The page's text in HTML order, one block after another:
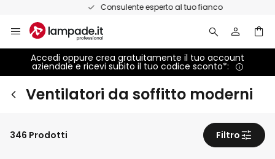
Consulente esperto al tuo fianco
contenuto
Accedi oppure crea gratuitamente il tuo account
aziendale e ricevi subito il tuo codice sconto*:
Ventilatori da soffitto moderni
346 Prodotti Filtro